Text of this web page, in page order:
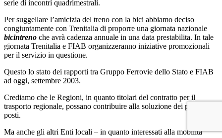
serie di incontri quadrimestrali.
Per suggellare l’amicizia del treno con la bici abbiamo deciso
congiuntamente con Trenitalia di proporre una giornata nazionale
bicintreno che avrà cadenza annuale in una data prestabilita. In tale
giornata Trenitalia e FIAB organizzeranno iniziative promozionali
per il servizio in questione.
Questo lo stato dei rapporti tra Gruppo Ferrovie dello Stato e FIAB
ad oggi, settembre 2003.
Crediamo che le Regioni, in quanto titolari del contratto per il
trasporto regionale, possano contribuire alla soluzione dei problemi
posti.
Ma anche gli altri Enti locali – in quanto interessati alla mobilità